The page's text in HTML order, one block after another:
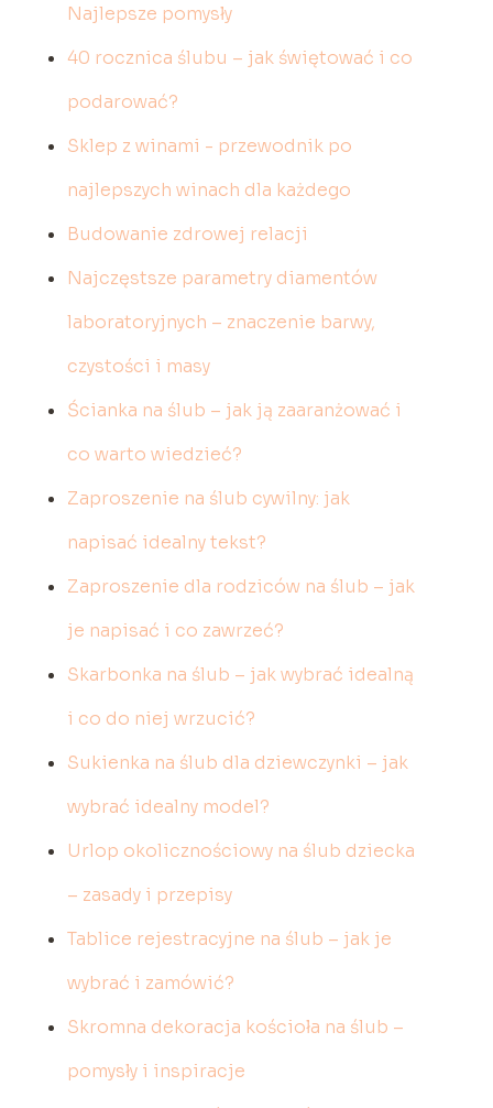
Najlepsze pomysły
40 rocznica ślubu – jak świętować i co
podarować?
Sklep z winami - przewodnik po
najlepszych winach dla każdego
Budowanie zdrowej relacji
Najczęstsze parametry diamentów
laboratoryjnych – znaczenie barwy,
czystości i masy
Ścianka na ślub – jak ją zaaranżować i
co warto wiedzieć?
Zaproszenie na ślub cywilny: jak
napisać idealny tekst?
Zaproszenie dla rodziców na ślub – jak
je napisać i co zawrzeć?
Skarbonka na ślub – jak wybrać idealną
i co do niej wrzucić?
Sukienka na ślub dla dziewczynki – jak
wybrać idealny model?
Urlop okolicznościowy na ślub dziecka
– zasady i przepisy
Tablice rejestracyjne na ślub – jak je
wybrać i zamówić?
Skromna dekoracja kościoła na ślub –
pomysły i inspiracje